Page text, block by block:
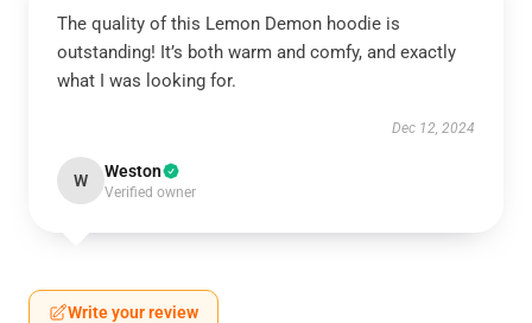
The quality of this Lemon Demon hoodie is
outstanding! It’s both warm and comfy, and exactly
what I was looking for.
Dec 12, 2024
W Weston
Verified owner
Write your review